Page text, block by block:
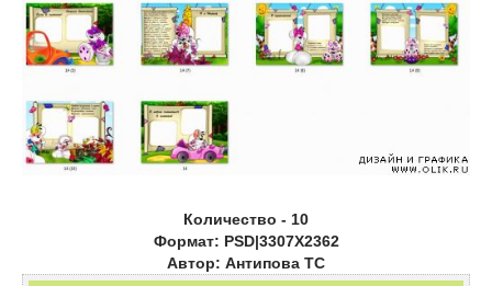
Количество - 10
Формат: PSD|3307X2362
Автор: Антипова ТС